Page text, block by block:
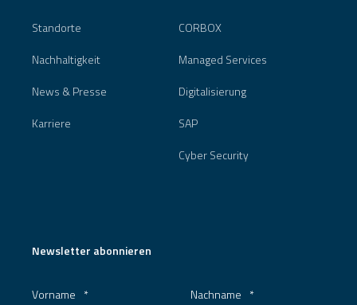
Standorte
Nachhaltigkeit
News & Presse
Karriere
CORBOX
Managed Services
Digitalisierung
SAP
Cyber Security
Newsletter abonnieren
Vorname * Nachname *